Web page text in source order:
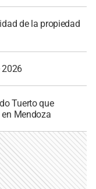
de la propiedad
2026
Tuerto que
Mendoza